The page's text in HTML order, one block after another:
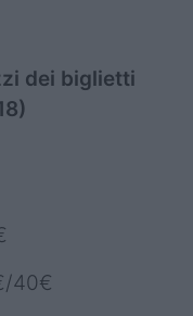
dei biglietti
40€